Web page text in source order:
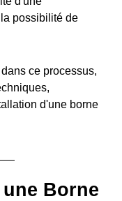
possibilité de
ce processus,
d'une borne
Borne